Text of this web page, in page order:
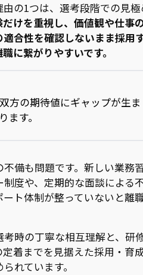
の1つは、選考段階での見
けを重視し、価値観や仕事
合性を確認しないまま採用
に繋がりやすいです。
方の期待値にギャップが生ま
ます。
備も問題です。新しい業務
度や、定期的な面談による
ト体制が整っていないと離
時の丁寧な相互理解と、研
着までを見据えた採用・育
れています。